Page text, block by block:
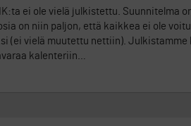
ei ole vielä julkistettu. Suunnitelma
on niin paljon, että kaikkea ei ole
(ei vielä muutettu nettiin).
kalenteriin…